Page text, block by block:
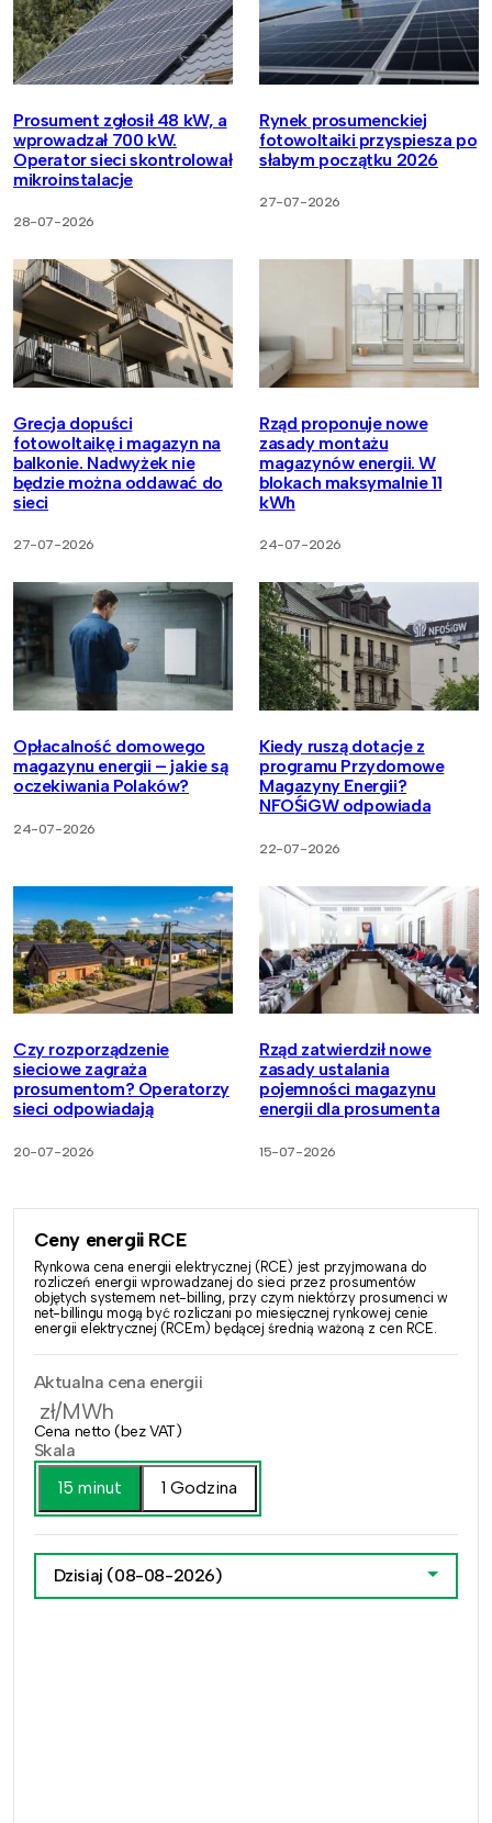
Prosument zgłosił 48 kW, a
wprowadzał 700 kW.
Operator sieci skontrolował
mikroinstalacje
28-07-2026
Rynek prosumenckiej
fotowoltaiki przyspiesza po
słabym początku 2026
27-07-2026
Grecja dopuści
fotowoltaikę i magazyn na
balkonie. Nadwyżek nie
będzie można oddawać do
sieci
27-07-2026
Rząd proponuje nowe
zasady montażu
magazynów energii. W
blokach maksymalnie 11
kWh
24-07-2026
Opłacalność domowego
magazynu energii – jakie są
oczekiwania Polaków?
24-07-2026
Kiedy ruszą dotacje z
programu Przydomowe
Magazyny Energii?
NFOŚiGW odpowiada
22-07-2026
Czy rozporządzenie
sieciowe zagraża
prosumentom? Operatorzy
sieci odpowiadają
20-07-2026
Rząd zatwierdził nowe
zasady ustalania
pojemności magazynu
energii dla prosumenta
15-07-2026
Ceny energii RCE
Rynkowa cena energii elektrycznej (RCE) jest przyjmowana do
rozliczeń energii wprowadzanej do sieci przez prosumentów
objętych systemem net-billing, przy czym niektórzy prosumenci w
net-billingu mogą być rozliczani po miesięcznej rynkowej cenie
energii elektrycznej (RCEm) będącej średnią ważoną z cen RCE.
Aktualna cena energii
zł/MWh
Cena netto (bez VAT)
Skala
15 minut
1 Godzina
Dzisiaj (08-08-2026)